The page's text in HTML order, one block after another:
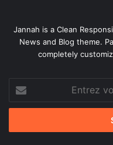
Jannah is a Clean
News and Blog theme.
completely
Entrez
votre
adresse